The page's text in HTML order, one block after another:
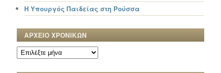
Η Υπουργός Παιδείας στη Ρούσσα
ΑΡΧΕΙΟ ΧΡΟΝΙΚΩΝ
ΑΡΧΕΙΟ
ΧΡΟΝΙΚΩΝ